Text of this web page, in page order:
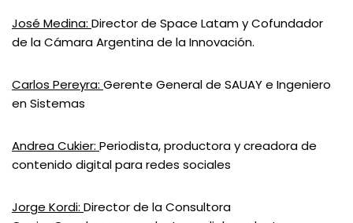
José Medina: Director de Space Latam y Cofundador
de la Cámara Argentina de la Innovación.
Carlos Pereyra: Gerente General de SAUAY e Ingeniero
en Sistemas
Andrea Cukier: Periodista, productora y creadora de
contenido digital para redes sociales
Jorge Kordi: Director de la Consultora